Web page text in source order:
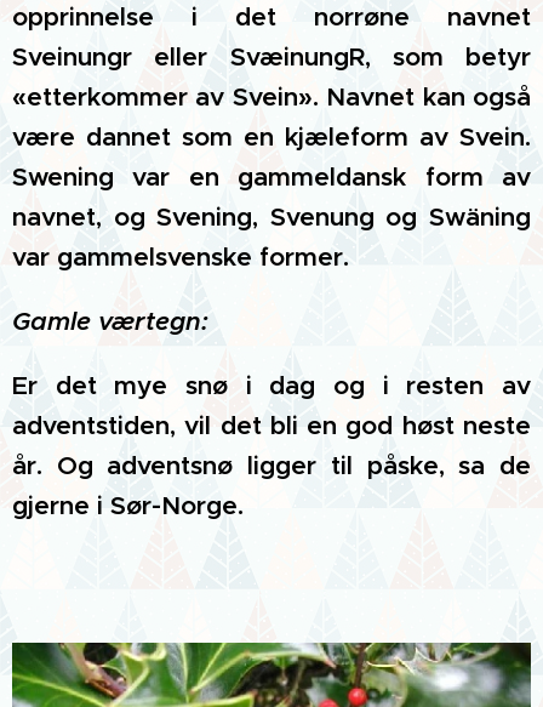
opprinnelse i det norrøne navnet
Sveinungr eller SvæinungR, som betyr
«etterkommer av Svein». Navnet kan også
være dannet som en kjæleform av Svein.
Swening var en gammeldansk form av
navnet, og Svening, Svenung og Swäning
var gammelsvenske former.
Gamle værtegn:
Er det mye snø i dag og i resten av
adventstiden, vil det bli en god høst neste
år. Og adventsnø ligger til påske, sa de
gjerne i Sør-Norge.